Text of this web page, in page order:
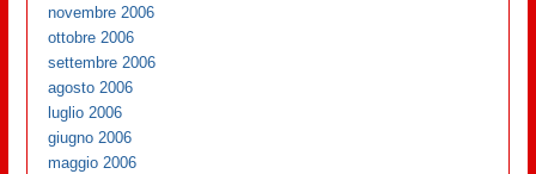
novembre 2006
ottobre 2006
settembre 2006
agosto 2006
luglio 2006
giugno 2006
maggio 2006